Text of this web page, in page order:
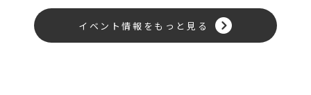
イベント情報をもっと見る